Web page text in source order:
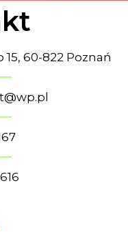
15, 60-822 Poznań